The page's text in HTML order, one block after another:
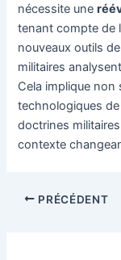
nécessite une
tenant compte de
nouveaux outils
militaires
Cela implique non
technologiques de
doctrines
contexte
NavigationPRÉCÉDENT